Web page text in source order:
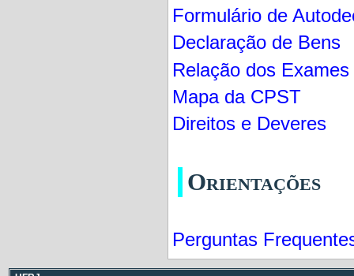
Formulário de
Declaração de Bens
Relação dos
Mapa da CPST
Direitos e Deveres
Orientações
Perguntas